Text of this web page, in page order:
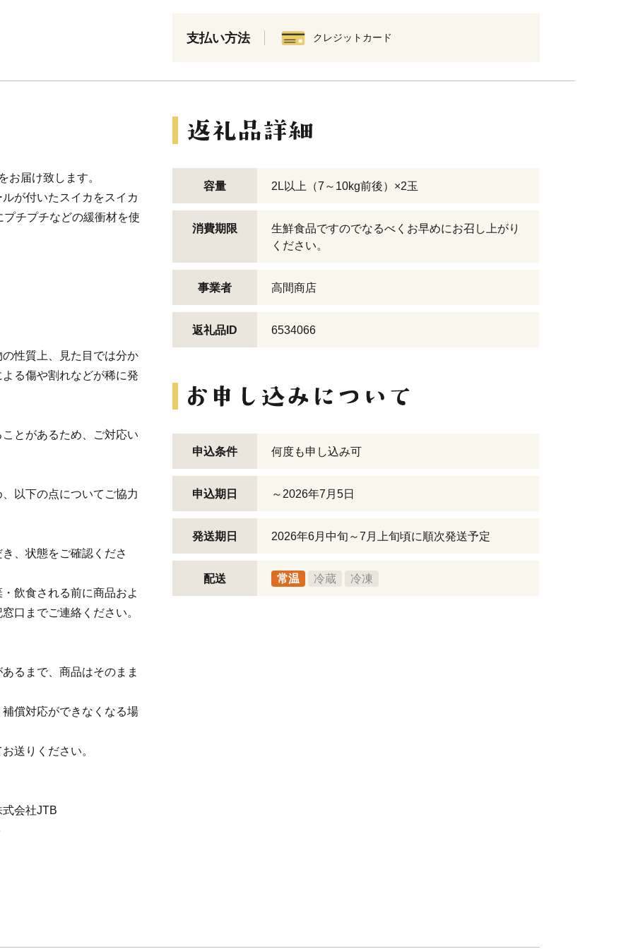
支払い方法 クレジットカード
お届け致します。
が付いたスイカをスイカ
チプチなどの緩衝材を使
性質上、見た目では分か
る傷や割れなどが稀に発
とがあるため、ご対応い
以下の点についてご協力
、状態をご確認くださ
飲食される前に商品およ
口までご連絡ください。
るまで、商品はそのまま
償対応ができなくなる場
送りください。
会社JTB
容量 2L以上（7～10kg前後）×2玉
消費期限
生鮮食品ですのでなるべくお早めにお召し上がり
ください。
事業者 高間商店
返礼品ID 6534066
申込条件 何度も申し込み可
申込期日 ～2026年7月5日
発送期日 2026年6月中旬～7月上旬頃に順次発送予定
配送 常温 冷蔵 冷凍